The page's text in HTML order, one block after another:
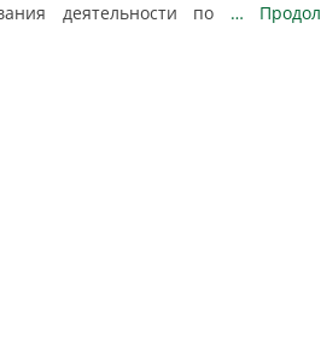
деятельности по …